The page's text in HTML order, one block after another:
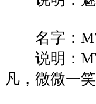
名字：
说明：
凡，微微一